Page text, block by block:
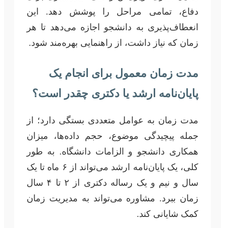
دفاع، تمامی مراحل را پوشش دهد. این
انعطاف‌پذیری به دانشجو اجازه می‌دهد تا هر
زمان که نیاز داشت، از راهنمایی بهره‌مند شود.
مدت زمان معمول برای انجام یک
پایان‌نامه ارشد یا دکتری چقدر است؟
مدت زمان به عوامل متعددی بستگی دارد؛ از
جمله پیچیدگی موضوع، حجم داده‌ها، میزان
همکاری دانشجو و الزامات دانشگاه. به طور
کلی، یک پایان‌نامه ارشد می‌تواند از ۶ ماه تا یک
سال و نیم و یک رساله دکتری از ۲ تا ۴ سال
زمان ببرد. مشاوره می‌تواند به مدیریت زمان
کمک شایانی کند.